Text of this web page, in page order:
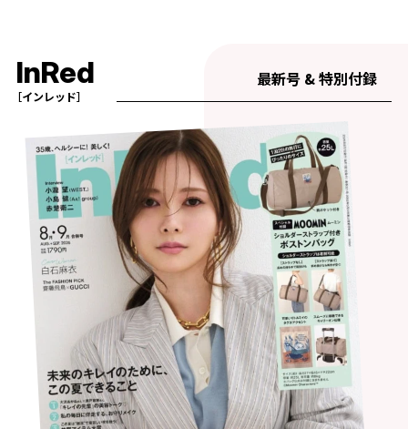
InRed
［インレッド］
最新号 & 特別付録